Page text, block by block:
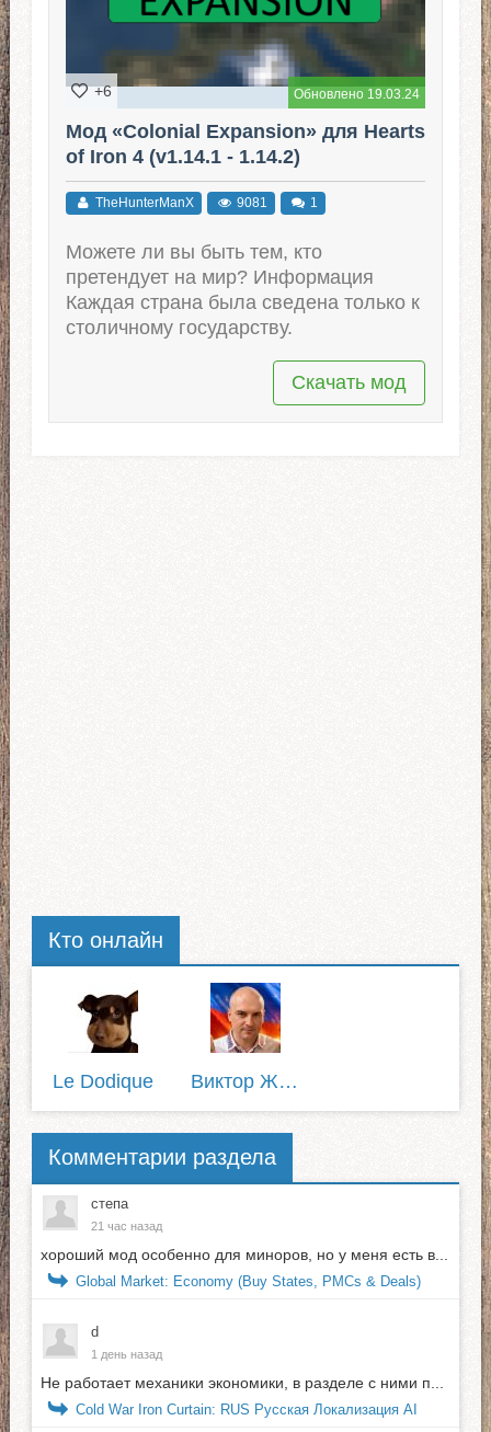
Обновлено 19.03.24
+6
Мод «Colonial Expansion» для Hearts
of Iron 4 (v1.14.1 - 1.14.2)
TheHunterManX 9081 1
Можете ли вы быть тем, кто
претендует на мир? Информация
Каждая страна была сведена только к
столичному государству.
Скачать мод
Кто онлайн
Le Dodique Виктор Жилин
Комментарии раздела
степа
21 час назад
хороший мод особенно для миноров, но у меня есть в...
Global Market: Economy (Buy States, PMCs & Deals)
d
1 день назад
Не работает механики экономики, в разделе с ними п...
Cold War Iron Curtain: RUS Русская Локализация AI